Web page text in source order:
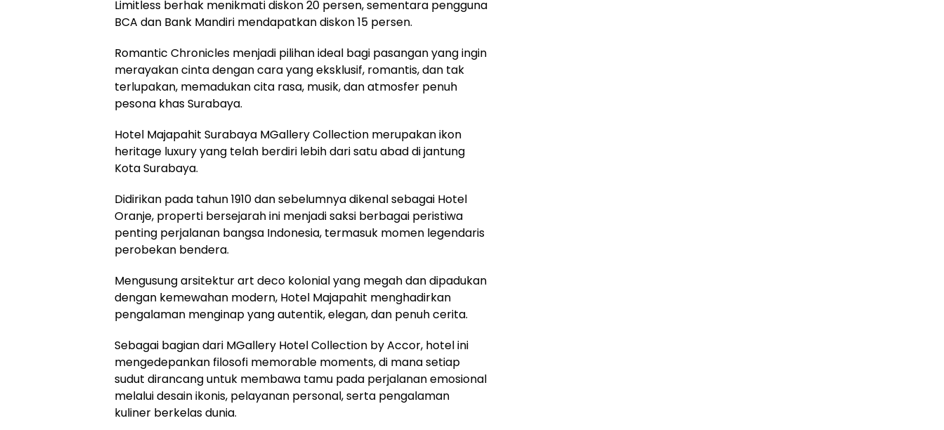
Limitless berhak menikmati diskon 20 persen, sementara pengguna
BCA dan Bank Mandiri mendapatkan diskon 15 persen.
Romantic Chronicles menjadi pilihan ideal bagi pasangan yang ingin
merayakan cinta dengan cara yang eksklusif, romantis, dan tak
terlupakan, memadukan cita rasa, musik, dan atmosfer penuh
pesona khas Surabaya.
Hotel Majapahit Surabaya MGallery Collection merupakan ikon
heritage luxury yang telah berdiri lebih dari satu abad di jantung
Kota Surabaya.
Didirikan pada tahun 1910 dan sebelumnya dikenal sebagai Hotel
Oranje, properti bersejarah ini menjadi saksi berbagai peristiwa
penting perjalanan bangsa Indonesia, termasuk momen legendaris
perobekan bendera.
Mengusung arsitektur art deco kolonial yang megah dan dipadukan
dengan kemewahan modern, Hotel Majapahit menghadirkan
pengalaman menginap yang autentik, elegan, dan penuh cerita.
Sebagai bagian dari MGallery Hotel Collection by Accor, hotel ini
mengedepankan filosofi memorable moments, di mana setiap
sudut dirancang untuk membawa tamu pada perjalanan emosional
melalui desain ikonis, pelayanan personal, serta pengalaman
kuliner berkelas dunia.